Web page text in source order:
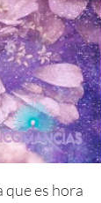
que es hora